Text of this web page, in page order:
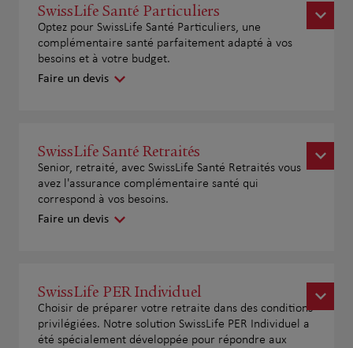
SwissLife Santé Particuliers
Optez pour SwissLife Santé Particuliers, une
complémentaire santé parfaitement adapté à vos
besoins et à votre budget.
Faire un devis
SwissLife Santé Retraités
Senior, retraité, avec SwissLife Santé Retraités vous
avez l'assurance complémentaire santé qui
correspond à vos besoins.
Faire un devis
SwissLife PER Individuel
Choisir de préparer votre retraite dans des conditions
privilégiées. Notre solution SwissLife PER Individuel a
été spécialement développée pour répondre aux